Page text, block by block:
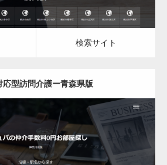
検索サイト
応型訪問介護ー青森県版
更新日： 2023.03.08